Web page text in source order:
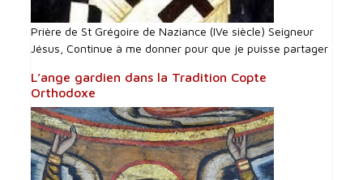
Prière de St Grégoire de Naziance (IVe siècle) Seigneur
Jésus, Continue à me donner pour que je puisse partager
L’ange gardien dans la Tradition Copte
Orthodoxe